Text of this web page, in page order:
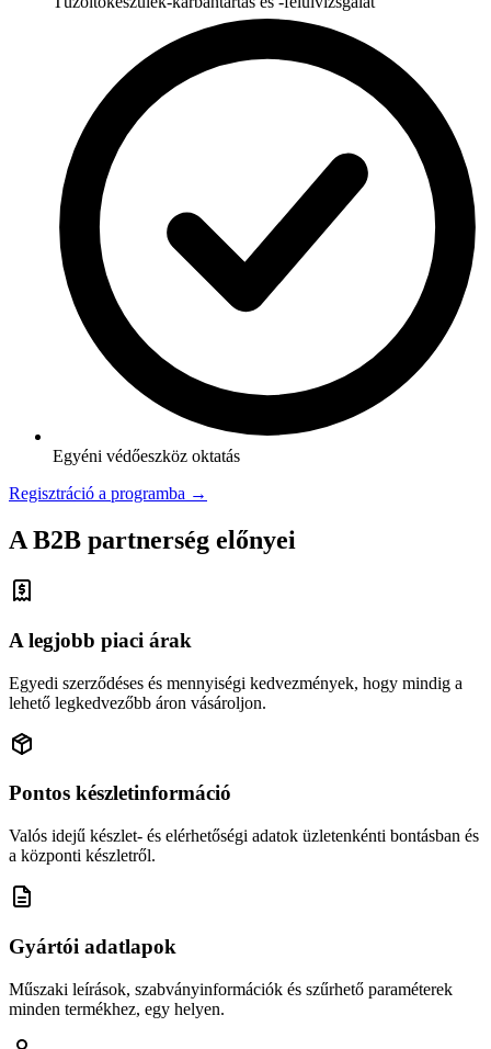
Egyéni védőeszköz oktatás
Regisztráció a programba →
A B2B partnerség előnyei
A legjobb piaci árak
Egyedi szerződéses és mennyiségi kedvezmények, hogy mindig a
lehető legkedvezőbb áron vásároljon.
Pontos készletinformáció
Valós idejű készlet- és elérhetőségi adatok üzletenkénti bontásban és
a központi készletről.
Gyártói adatlapok
Műszaki leírások, szabványinformációk és szűrhető paraméterek
minden termékhez, egy helyen.